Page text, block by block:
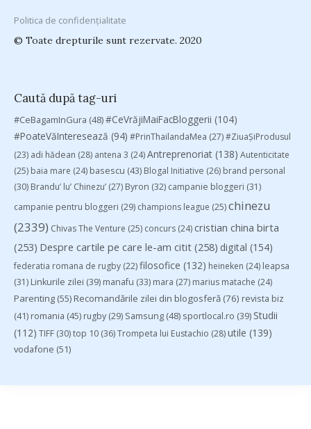
Politica de confidențialitate
© Toate drepturile sunt rezervate. 2020
Caută după tag-uri
#CeBagamInGura (48)#CeVrăjiMaiFacBloggerii (104)
#PoateVăInteresează (94) #PrinThailandaMea (27)#ZiuaȘiProdusul
(23) adi hădean (28) antena 3 (24)Antreprenoriat (138) Autenticitate
(25) baia mare (24) basescu (43) Blogal Initiative (26) brand personal
(30) Brandu’ lu’ Chinezu’ (27) Byron (32) campanie bloggeri (31)
campanie pentru bloggeri (29) champions league (25)chinezu
(2339) Chivas The Venture (25) concurs (24)cristian china birta
(253) Despre cartile pe care le-am citit (258) digital (154)
federatia romana de rugby (22)filosofice (132) heineken (24) leapsa
(31) Linkurile zilei (39) manafu (33) mara (27) marius matache (24)
Parenting (55) Recomandările zilei din blogosferă (76) revista biz
(41) romania (45) rugby (29) Samsung (48) sportlocal.ro (39) Studii
(112) TIFF (30)top 10 (36)Trompeta lui Eustachio (28)utile (139)
vodafone (51)